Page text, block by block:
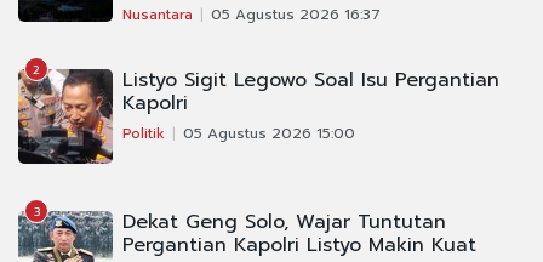
Nusantara 05 Agustus 2026 16:37
2 Listyo Sigit Legowo Soal Isu Pergantian
Kapolri
Politik 05 Agustus 2026 15:00
3 Dekat Geng Solo, Wajar Tuntutan
Pergantian Kapolri Listyo Makin Kuat